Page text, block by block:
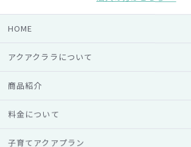
実際にご利用のお客様
HOME
アクアクララについて
商品紹介
料金について
子育てアクアプラン